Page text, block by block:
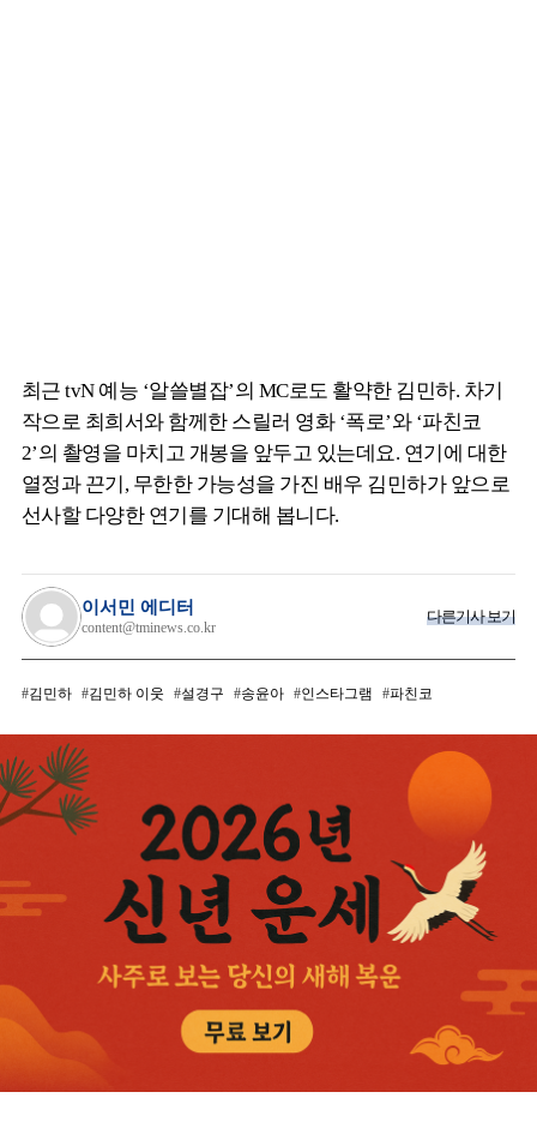
최근 tvN 예능 ‘알쓸별잡’의 MC로도 활약한 김민하. 차기
작으로 최희서와 함께한 스릴러 영화 ‘폭로’와 ‘파친코
2’의 촬영을 마치고 개봉을 앞두고 있는데요. 연기에 대한
열정과 끈기, 무한한 가능성을 가진 배우 김민하가 앞으로
선사할 다양한 연기를 기대해 봅니다.
이서민 에디터
content@tminews.co.kr
다른기사 보기
김민하 김민하 이웃 설경구 송윤아 인스타그램 파친코